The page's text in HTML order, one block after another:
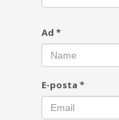
Ad *
E-posta *